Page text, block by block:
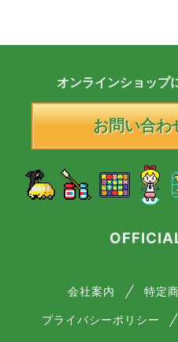
オンラインショップ
お問い合わ
会社案内 特定
プライバシーポリシー